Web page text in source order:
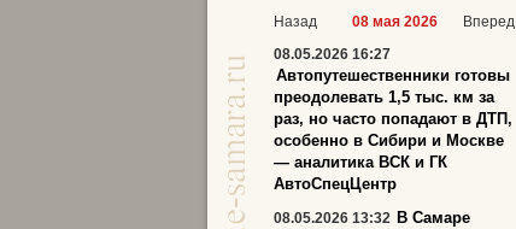
Назад 08 мая 2026
Вперед
08.05.2026 16:27
Автопутешественники готовы
преодолевать 1,5 тыс. км за
раз, но часто попадают в ДТП,
особенно в Сибири и Москве
— аналитика ВСК и ГК
АвтоСпецЦентр
08.05.2026 13:32 В Самаре